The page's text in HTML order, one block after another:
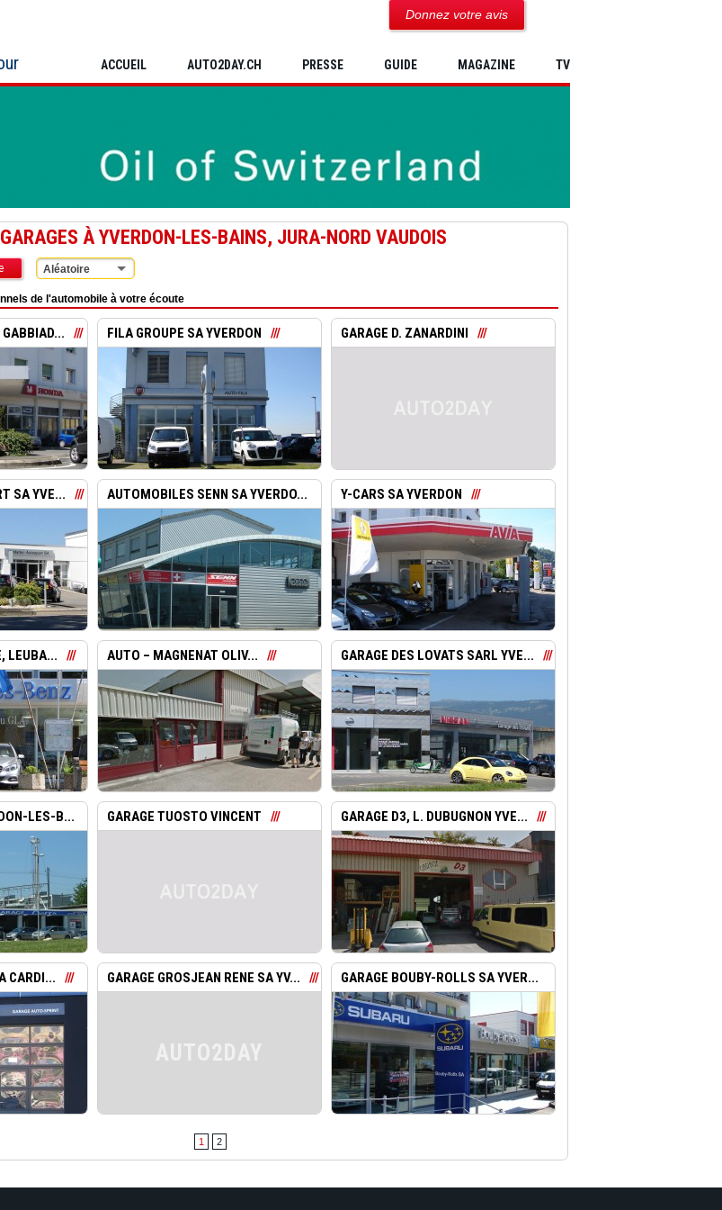
ACCUEIL AUTO2DAY.CH PRESSE GUIDE MAGAZINE TV
Donnez votre avis
À YVERDON-LES-BAINS, JURA-NORD VAUDOIS
Aléatoire
de l'automobile à votre écoute
GABBIAD... FILA GROUPE SA YVERDON GARAGE D. ZANARDINI
SA YVE... AUTOMOBILES SENN SA YVERDO... Y-CARS SA YVERDON
LEUBA... AUTO – MAGNENAT OLIV... GARAGE DES LOVATS SARL YVE...
LES-B... GARAGE TUOSTO VINCENT GARAGE D3, L. DUBUGNON YVE...
CARDI... GARAGE GROSJEAN RENE SA YV...
AUTO2DAY
GARAGE BOUBY-ROLLS SA YVER...
1 2